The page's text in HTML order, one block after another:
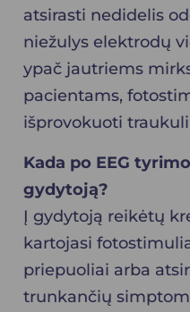
atsirasti nedidelis
niežulys elektrodų
ypač jautriems
pacientams,
išprovokuoti
Kada po EEG
gydytoją?
Į gydytoją reikėtų
kartojasi
priepuoliai arba
trunkančių